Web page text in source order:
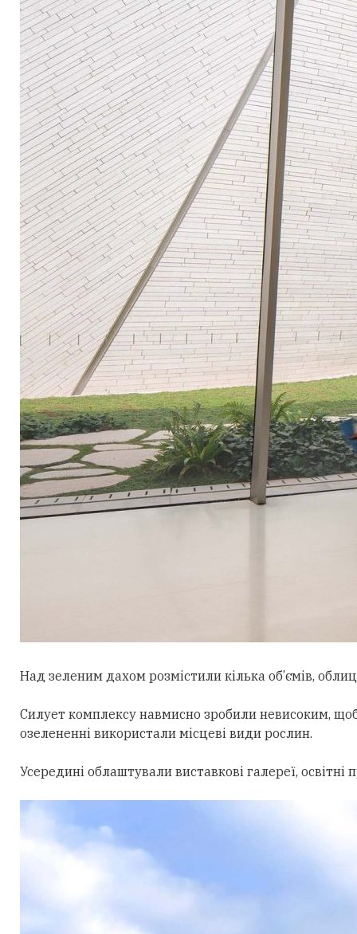
Над зеленим дахом розмістили кілька об’ємів,
Силует комплексу навмисно зробили невисоким,
озелененні використали місцеві види рослин.
Усередині облаштували виставкові галереї,